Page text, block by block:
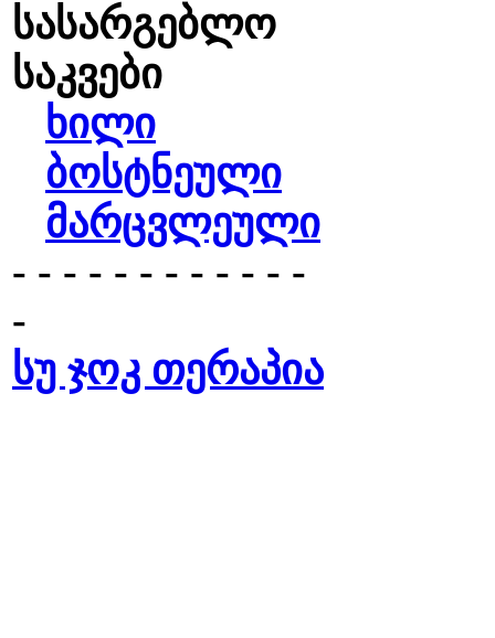
სასარგებლო
საკვები
ხილი
ბოსტნეული
მარცვლეული
- - - - - - - - - - - -
-
სუ ჯოკ თერაპია